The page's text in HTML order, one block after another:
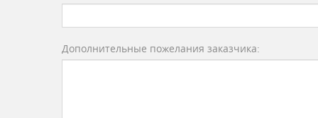
Дополнительные пожелания заказчика: